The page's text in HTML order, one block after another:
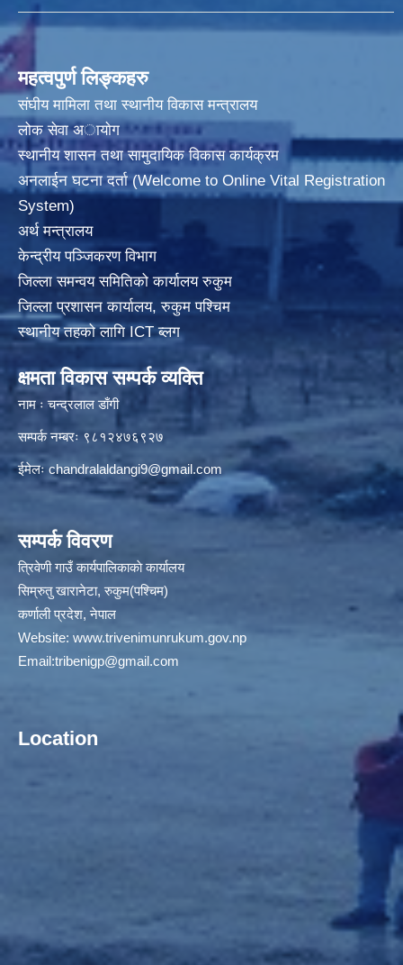
महत्वपुर्ण लिङ्कहरु
संघीय मामिला तथा स्थानीय विकास मन्त्रालय
लोक सेवा अायाेग
स्थानीय शासन तथा सामुदायिक विकास कार्यक्रम
अनलाईन घटना दर्ता (Welcome to Online Vital Registration
System)
अर्थ मन्त्रालय
केन्द्रीय पञ्जिकरण विभाग
जिल्ला समन्वय समितिको कार्यालय रुकुम
जिल्ला प्रशासन कार्यालय, रुकुम पश्चिम
स्थानीय तहको लागि ICT ब्लग
क्षमता विकास सम्पर्क व्यक्ति
नाम ः चन्द्रलाल डाँगी
सम्पर्क नम्बरः ९८१२४७६९२७
ईमेलः chandralaldangi9@gmail.com
सम्पर्क विवरण
त्रिवेणी गाउँ कार्यपालिकाकाे कार्यालय
सिम्रुतु खारानेटा, रुकुम(पश्‍चिम)
कर्णाली प्रदेश, नेपाल
Website: www.trivenimunrukum.gov.np
Email:tribenigp@gmail.com
Location